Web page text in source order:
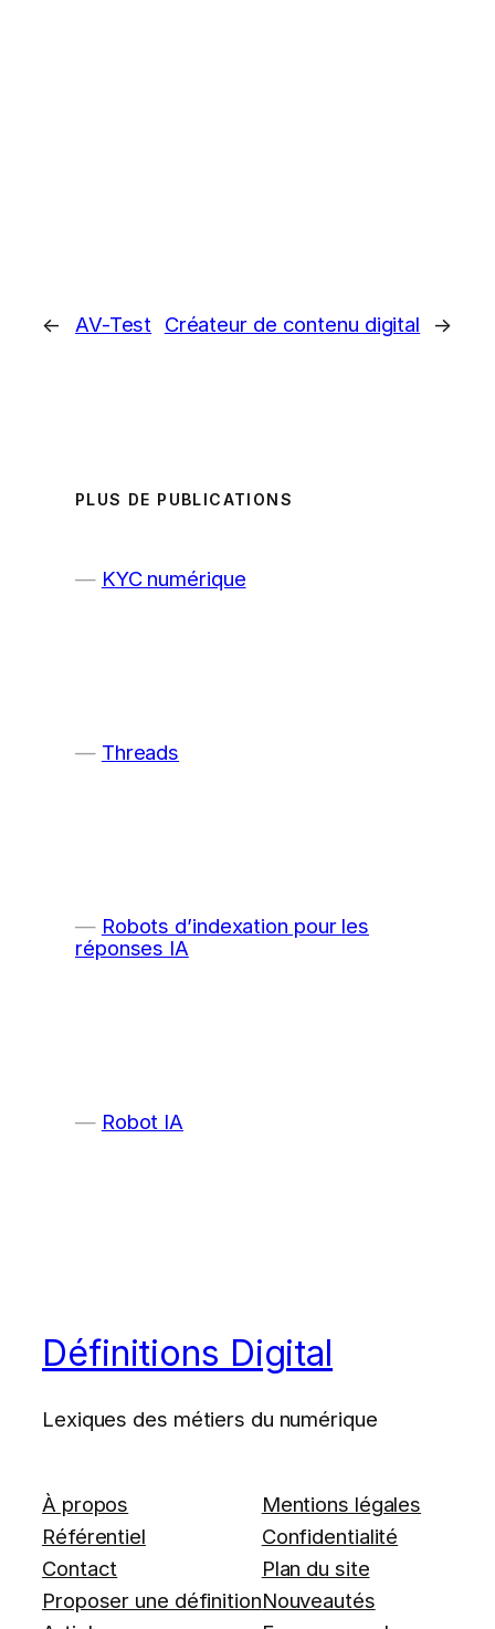
← AV-Test Créateur de contenu digital →
PLUS DE PUBLICATIONS
KYC numérique
Threads
Robots d’indexation pour les
réponses IA
Robot IA
Définitions Digital
Lexiques des métiers du numérique
À propos
Référentiel
Contact
Proposer une définition
Mentions légales
Confidentialité
Plan du site
Nouveautés